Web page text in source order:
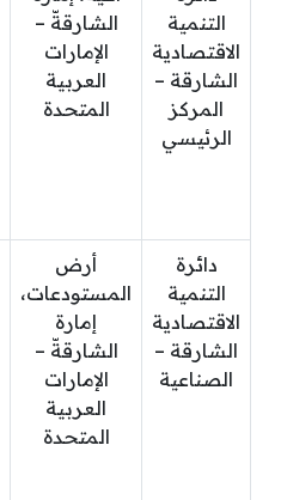
التنمية
الاقتصادية
الشارقة –
المركز
الرئيسي
الشارقةّ –
الإمارات
العربية
المتحدة
دائرة
التنمية
الاقتصادية
الشارقة –
الصناعية
أرض
المستودعات،
إمارة
الشارقةّ –
الإمارات
العربية
المتحدة